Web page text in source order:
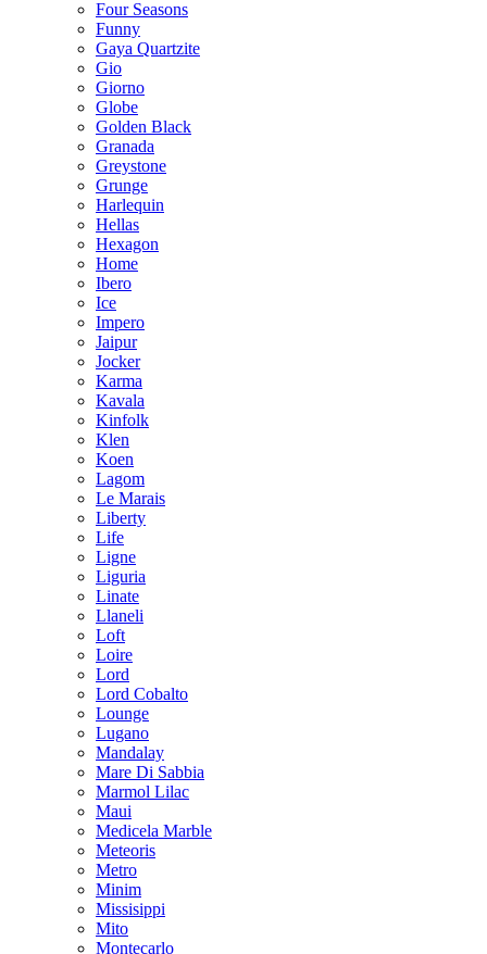
Four Seasons
Funny
Gaya Quartzite
Gio
Giorno
Globe
Golden Black
Granada
Greystone
Grunge
Harlequin
Hellas
Hexagon
Home
Ibero
Ice
Impero
Jaipur
Jocker
Karma
Kavala
Kinfolk
Klen
Koen
Lagom
Le Marais
Liberty
Life
Ligne
Liguria
Linate
Llaneli
Loft
Loire
Lord
Lord Cobalto
Lounge
Lugano
Mandalay
Mare Di Sabbia
Marmol Lilac
Maui
Medicela Marble
Meteoris
Metro
Minim
Missisippi
Mito
Montecarlo